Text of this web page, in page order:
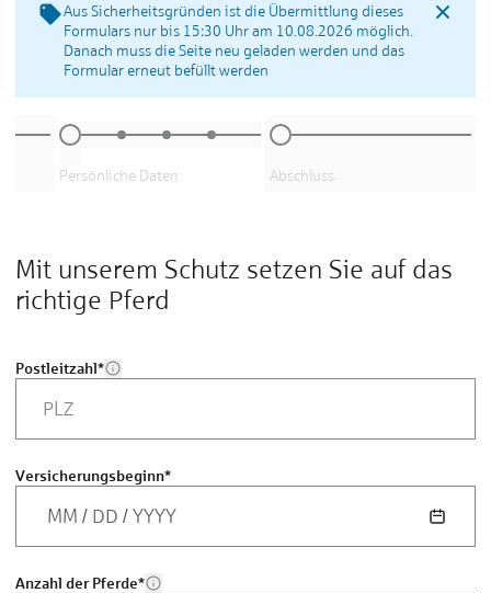
Aus Sicherheitsgründen ist die Übermittlung dieses
Formulars nur bis 15:30 Uhr am 10.08.2026 möglich.
Danach muss die Seite neu geladen werden und das
Formular erneut befüllt werden
Persönliche Daten Abschluss
Mit unserem Schutz setzen Sie auf das
richtige Pferd
Postleitzahl*
Versicherungsbeginn*
MM / DD /YYYY
Anzahl der Pferde*